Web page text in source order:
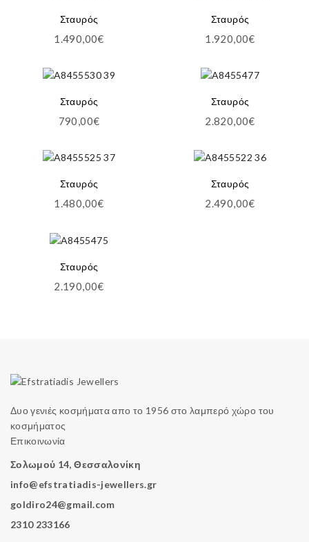
Σταυρός
1.490,00€
Σταυρός
1.920,00€
Σταυρός
790,00€
Σταυρός
2.820,00€
Σταυρός
1.480,00€
Σταυρός
2.490,00€
Σταυρός
2.190,00€
Δυο γενιές κοσμήματα απο το 1956 στο λαμπερό χώρο του
κοσμήματος
Επικοινωνία
Σολωμού 14, Θεσσαλονίκη
info@efstratiadis-jewellers.gr
goldiro24@gmail.com
2310 233166